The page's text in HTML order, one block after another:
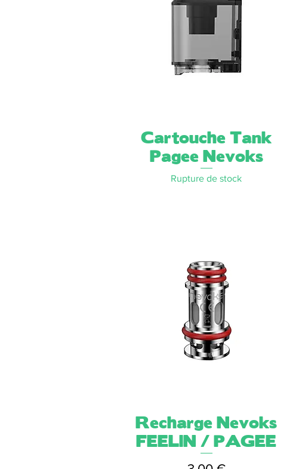
Aperçu rapide
Cartouche Tank
Pagee Nevoks
Rupture de stock
Aperçu rapide
Recharge Nevoks
FEELIN / PAGEE